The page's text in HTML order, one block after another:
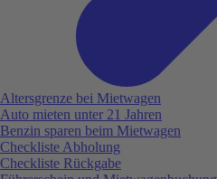
Altersgrenze bei Mietwagen
Auto mieten unter 21 Jahren
Benzin sparen beim Mietwagen
Checkliste Abholung
Checkliste Rückgabe